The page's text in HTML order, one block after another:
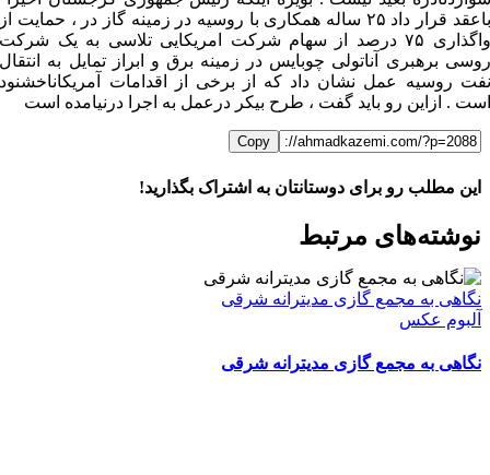
باعقد قرار داد ۲۵ ساله همکاری با روسیه در زمینه گاز در ، حمایت از
واگذاری ۷۵ درصد از سهام شرکت امریکایی تلاسی به یک شرکت
روسی برهبری آناتولی چوبایس در زمینه برق و ابراز تمایل به انتقال
نفت روسیه عمل نشان داد که از برخی از اقدامات آمریکاناخشنود
است . ازاین رو باید گفت ، طرح بیکر درعمل به اجرا درنیامده است
Copy
این مطلب رو برای دوستانتان به اشتراک بگذارید!
FacebookX
LinkedIn
WhatsApp
Telegram
ایمیل
نوشته‌‌های مرتبط
نگاهی به مجمع گازی مدیترانه شرقی
آلبوم عکس
نگاهی به مجمع گازی مدیترانه شرقی